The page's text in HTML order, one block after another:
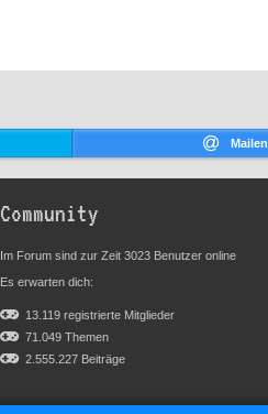
Mailen
Community
Im Forum sind zur Zeit 3023 Benutzer online
Es erwarten dich:
13.119 registrierte Mitglieder
71.049 Themen
2.555.227 Beiträge